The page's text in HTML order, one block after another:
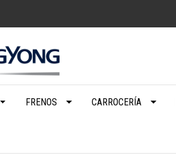
FRENOS CARROCERÍA